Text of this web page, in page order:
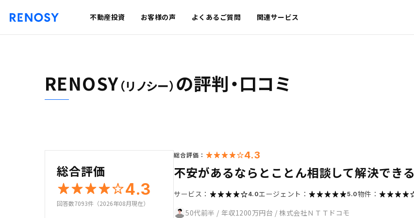
不動産投資 お客様の声 よくあるご質問 関連サービス
RENOSY（リノシー） の評判・口コミ
総合評価
4.3
回答数7093件（2026年08月現在）
総合評価： 4.3
不安があるならとことん相談して解決できる
サービス： 4.0エージェント： 5.0物件：
50代前半 / 年収1200万円台 / 株式会社ＮＴＴドコモ